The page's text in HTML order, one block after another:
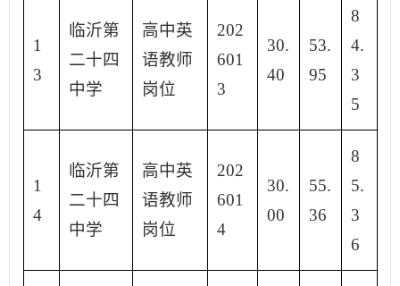
1
3
临沂第
二十四
中学
高中英
语教师
岗位
202
601
3
30.
40
53.
95
8
4.
3
5
1
4
临沂第
二十四
中学
高中英
语教师
岗位
202
601
4
30.
00
55.
36
8
5.
3
6